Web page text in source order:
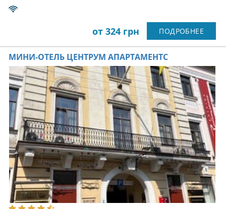
от 324 грн ПОДРОБНЕЕ
МИНИ-ОТЕЛЬ ЦЕНТРУМ АПАРТАМЕНТС